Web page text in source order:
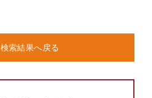
検索結果へ戻る